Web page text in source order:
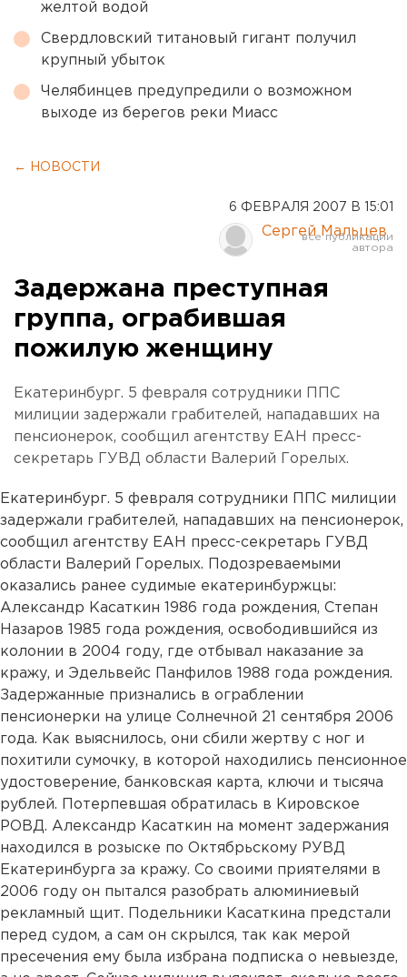
желтой водой
Свердловский титановый гигант получил
крупный убыток
Челябинцев предупредили о возможном
выходе из берегов реки Миасс
← НОВОСТИ
6 ФЕВРАЛЯ 2007 В 15:01
Сергей Мальцев
Задержана преступная
группа, ограбившая
пожилую женщину
Екатеринбург. 5 февраля сотрудники ППС
милиции задержали грабителей, нападавших на
пенсионерок, сообщил агентству ЕАН пресс-
секретарь ГУВД области Валерий Горелых.
Екатеринбург. 5 февраля сотрудники ППС милиции
задержали грабителей, нападавших на пенсионерок,
сообщил агентству ЕАН пресс-секретарь ГУВД
области Валерий Горелых. Подозреваемыми
оказались ранее судимые екатеринбуржцы:
Александр Касаткин 1986 года рождения, Степан
Назаров 1985 года рождения, освободившийся из
колонии в 2004 году, где отбывал наказание за
кражу, и Эдельвейс Панфилов 1988 года рождения.
Задержанные признались в ограблении
пенсионерки на улице Солнечной 21 сентября 2006
года. Как выяснилось, они сбили жертву с ног и
похитили сумочку, в которой находились пенсионное
удостоверение, банковская карта, ключи и тысяча
рублей. Потерпевшая обратилась в Кировское
РОВД. Александр Касаткин на момент задержания
находился в розыске по Октябрьскому РУВД
Екатеринбурга за кражу. Со своими приятелями в
2006 году он пытался разобрать алюминиевый
рекламный щит. Подельники Касаткина предстали
перед судом, а сам он скрылся, так как мерой
пресечения ему была избрана подписка о невыезде,